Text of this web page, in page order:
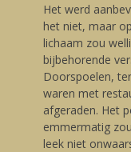
Het werd
het niet, maar
lichaam zou
bijbehorende
Doorspoelen,
waren met
afgeraden. Het
emmermatig
leek niet